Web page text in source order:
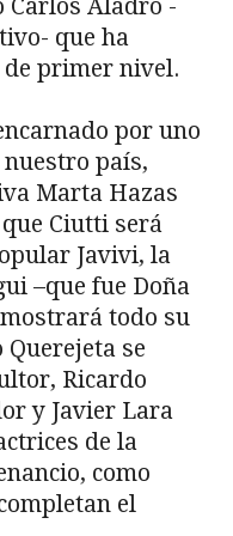
Carlos Aladro -
que ha
primer nivel.
por uno
nuestro país,
Marta Hazas
Ciutti será
Javivi, la
–que fue Doña
todo su
se
Ricardo
y Javier Lara
de la
como
el